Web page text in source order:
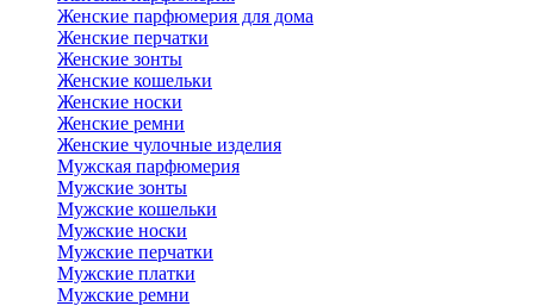
Женские парфюмерия для дома
Женские перчатки
Женские зонты
Женские кошельки
Женские носки
Женские ремни
Женские чулочные изделия
Мужская парфюмерия
Мужские зонты
Мужские кошельки
Мужские носки
Мужские перчатки
Мужские платки
Мужские ремни